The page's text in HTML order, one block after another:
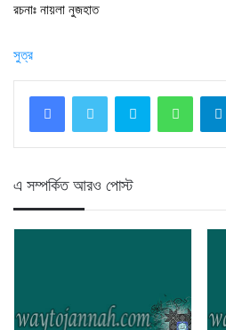
রচনাঃ নায়লা নুজহাত
সুত্র
Skype
এ সম্পর্কিত আরও পোস্ট